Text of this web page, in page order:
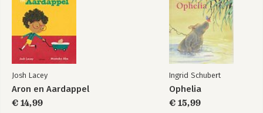
Josh Lacey
Aron en Aardappel
€ 14,99
Ingrid Schubert
Ophelia
€ 15,99